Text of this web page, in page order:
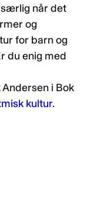
når det
og
for barn og
du enig med
i Bok
kultur.